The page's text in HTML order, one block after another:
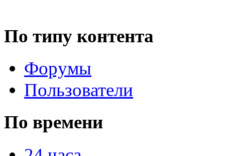
По типу контента
Форумы
Пользователи
По времени